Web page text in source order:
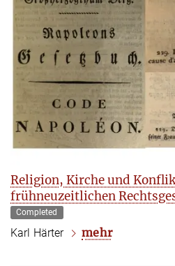
Religion, Kirche und
frühneuzeitlichen
Completed
Karl Härter mehr